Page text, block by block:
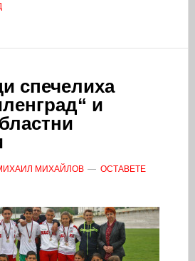
спечелиха
и
МИХАЙЛОВ
ОСТАВЕТЕ